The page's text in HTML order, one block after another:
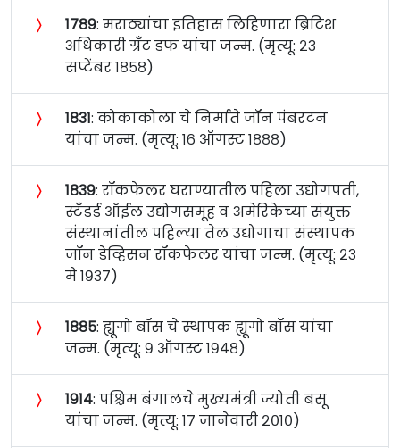
〉 १७८९: मराठ्यांचा इतिहास लिहिणारा ब्रिटिश
अधिकारी ग्रँट डफ यांचा जन्म. (मृत्यू: २३
सप्टेंबर १८५८)
〉 १८३१: कोकाकोला चे निर्माते जॉन पंबरटन
यांचा जन्म. (मृत्यू: १६ ऑगस्ट १८८८)
〉 १८३९: रॉकफेलर घराण्यातील पहिला उद्योगपती,
स्टँडर्ड ऑईल उद्योगसमूह व अमेरिकेच्या संयुक्त
संस्थानांतील पहिल्या तेल उद्योगाचा संस्थापक
जॉन डेव्हिसन रॉकफेलर यांचा जन्म. (मृत्यू: २३
मे १९३७)
〉 १८८५: ह्यूगो बॉस चे स्थापक ह्यूगो बॉस यांचा
जन्म. (मृत्यू: ९ ऑगस्ट १९४८)
〉 १९१४: पश्चिम बंगालचे मुख्यमंत्री ज्योती बसू
यांचा जन्म. (मृत्यू: १७ जानेवारी २०१०)